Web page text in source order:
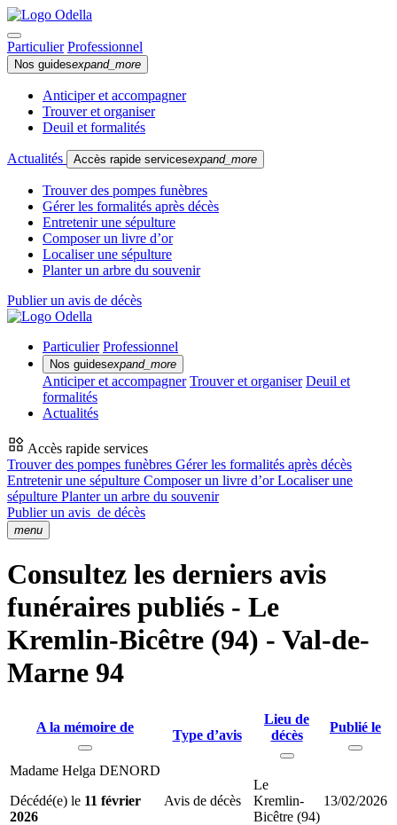
Particulier Professionnel
Nos guidesexpand_more
Anticiper et accompagner
Trouver et organiser
Deuil et formalités
Actualités Accès rapide servicesexpand_more
Trouver des pompes funèbres
Gérer les formalités après décès
Entretenir une sépulture
Composer un livre d’or
Localiser une sépulture
Planter un arbre du souvenir
Publier un avis de décès
Particulier Professionnel
Nos guidesexpand_more
Anticiper et accompagner Trouver et organiser Deuil et
formalités
Actualités
Accès rapide services
Trouver des pompes funèbres Gérer les formalités après décès
Entretenir une sépulture Composer un livre d’orLocaliser une
sépulture Planter un arbre du souvenir
Publier un avis de décès
menu
Consultez les derniers avis
funéraires publiés - Le
Kremlin-Bicêtre (94) - Val-de-
Marne 94
A la mémoire de
Type d’avis
Lieu de
décès
Publié le
Madame Helga DENORD
Décédé(e) le 11 février
2026
Avis de décès
Le
Kremlin-
Bicêtre (94)
13/02/2026